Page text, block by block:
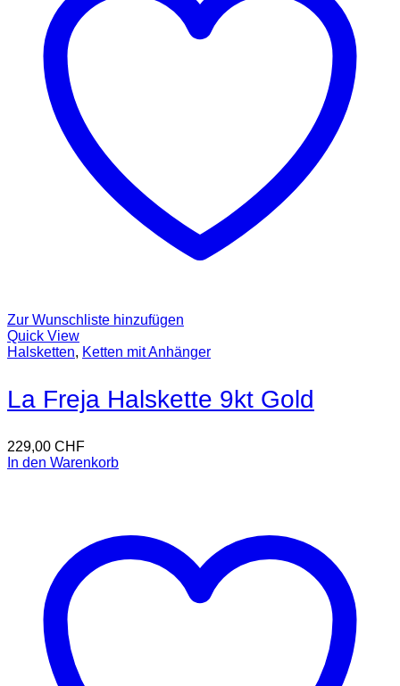
Zur Wunschliste hinzufügen
Quick View
Halsketten, Ketten mit Anhänger
La Freja Halskette 9kt Gold
229,00 CHF
In den Warenkorb